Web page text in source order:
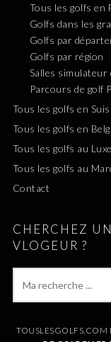
Tous les golfs en
Golfs dans les
Golfs par
Golfs par région
Salles simulateur
Parcours de golf
Tous les golfs en
Tous les golfs en
Tous les golfs au
Tous les golfs au
Contact
CHERCHEZ
VLOGEUR ?
TOUSLESGOLFS.COM